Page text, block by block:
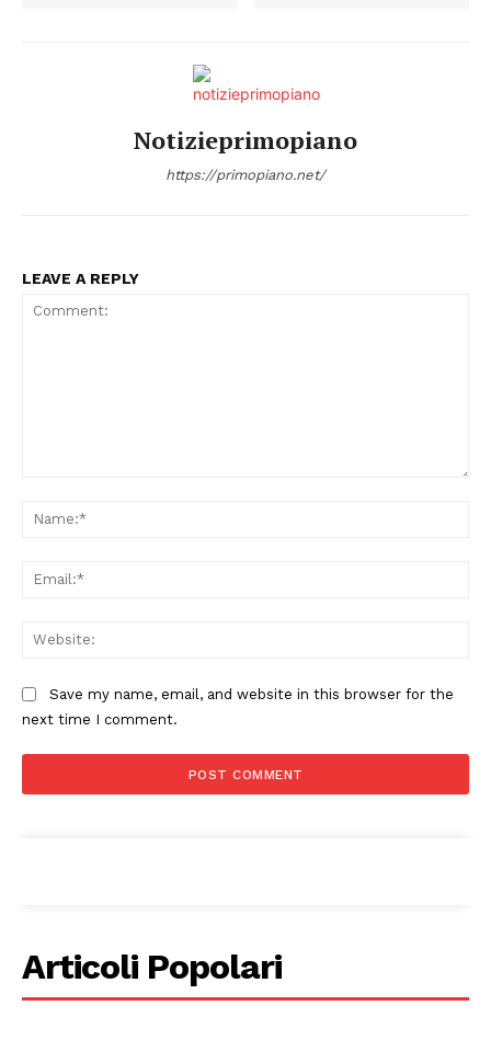
Notizieprimopiano
https://primopiano.net/
LEAVE A REPLY
Save my name, email, and website in this browser for the
next time I comment.
Articoli Popolari